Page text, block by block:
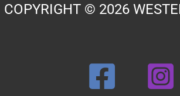
COPYRIGHT © 2026